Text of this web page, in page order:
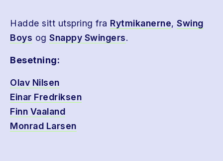
Hadde sitt utspring fra Rytmikanerne, Swing
Boys og Snappy Swingers.
Besetning:
Olav Nilsen
Einar Fredriksen
Finn Vaaland
Monrad Larsen